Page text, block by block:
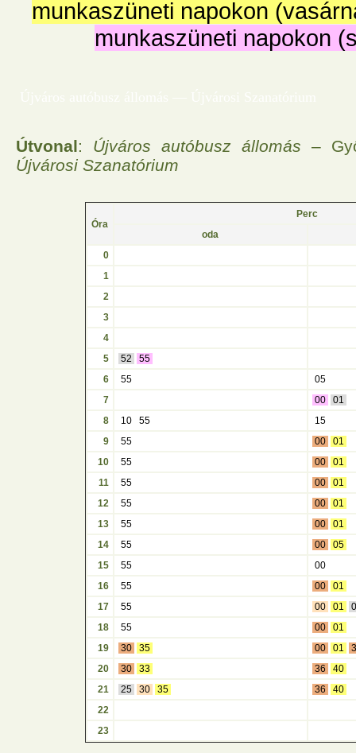
munkaszüneti napokon
munkaszüneti napokon
Útvonal: Újváros autóbusz állomás –
Újvárosi Szanatórium
Óra
Perc
oda
0
1
2
3
4
5
52
55
6
55
05
7
00
01
8
10 55
15
9
55 00
01
10
55 00
01
11
55 00
01
12
55 00
01
13
55 00
01
14
55 00
05
15
55
00
16
55 00
01
17
55 00 01
18
55 00
01
19
30 35 00 01
20
30 33 36
40
21
25 30 35 36
40
22
23